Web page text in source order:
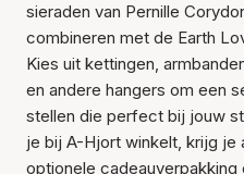
sieraden van Pernille
combineren met de Earth
Kies uit kettingen,
en andere hangers om een
stellen die perfect bij jouw
je bij A-Hjort winkelt, krijg je
optionele cadeauverpakking